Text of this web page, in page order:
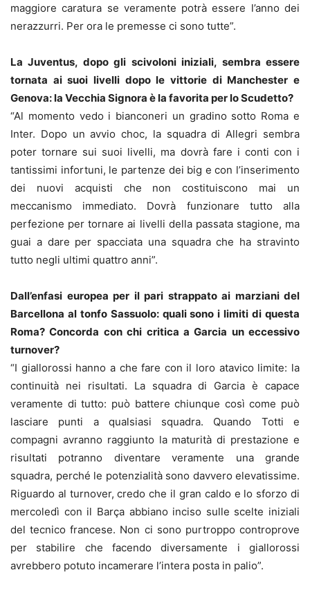
maggiore caratura se veramente potrà essere l’anno dei
nerazzurri. Per ora le premesse ci sono tutte”.
La Juventus, dopo gli scivoloni iniziali, sembra essere
tornata ai suoi livelli dopo le vittorie di Manchester e
Genova: la Vecchia Signora è la favorita per lo Scudetto?
“Al momento vedo i bianconeri un gradino sotto Roma e
Inter. Dopo un avvio choc, la squadra di Allegri sembra
poter tornare sui suoi livelli, ma dovrà fare i conti con i
tantissimi infortuni, le partenze dei big e con l’inserimento
dei nuovi acquisti che non costituiscono mai un
meccanismo immediato. Dovrà funzionare tutto alla
perfezione per tornare ai livelli della passata stagione, ma
guai a dare per spacciata una squadra che ha stravinto
tutto negli ultimi quattro anni”.
Dall’enfasi europea per il pari strappato ai marziani del
Barcellona al tonfo Sassuolo: quali sono i limiti di questa
Roma? Concorda con chi critica a Garcia un eccessivo
turnover?
“I giallorossi hanno a che fare con il loro atavico limite: la
continuità nei risultati. La squadra di Garcia è capace
veramente di tutto: può battere chiunque così come può
lasciare punti a qualsiasi squadra. Quando Totti e
compagni avranno raggiunto la maturità di prestazione e
risultati potranno diventare veramente una grande
squadra, perché le potenzialità sono davvero elevatissime.
Riguardo al turnover, credo che il gran caldo e lo sforzo di
mercoledì con il Barça abbiano inciso sulle scelte iniziali
del tecnico francese. Non ci sono purtroppo controprove
per stabilire che facendo diversamente i giallorossi
avrebbero potuto incamerare l’intera posta in palio”.